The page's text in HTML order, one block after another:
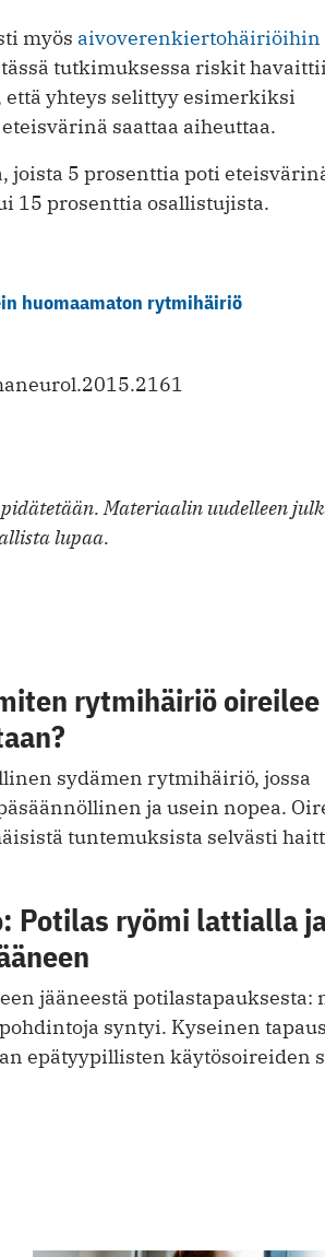
myös aivoverenkiertohäiriöihin
tutkimuksessa riskit
yhteys selittyy esimerkiksi
saattaa aiheuttaa.
joista 5 prosenttia poti
15 prosenttia osallistujista.
huomaamaton rytmihäiriö
Materiaalin uudelleen
lupaa.
rytmihäiriö
sydämen rytmihäiriö, jossa
ja usein nopea.
tuntemuksista selvästi
Potilas ryömi lattialla
jääneestä potilastapauksesta:
syntyi. ­Kyseinen
­epätyypillisten käytös­oireiden